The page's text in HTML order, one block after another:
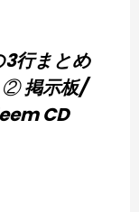
3行まとめ
②掲示板/
CD